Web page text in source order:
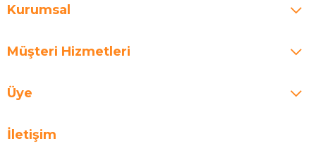
Kurumsal
Müşteri Hizmetleri
Üye
İletişim